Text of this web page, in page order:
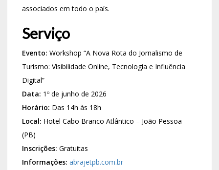
associados em todo o país.
Serviço
Evento: Workshop “A Nova Rota do Jornalismo de
Turismo: Visibilidade Online, Tecnologia e Influência
Digital”
Data: 1º de junho de 2026
Horário: Das 14h às 18h
Local: Hotel Cabo Branco Atlântico – João Pessoa
(PB)
Inscrições: Gratuitas
Informações: abrajetpb.com.br